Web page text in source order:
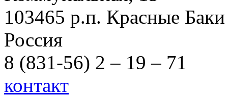
103465 р.п. Красные Баки
Россия
8 (831-56) 2 – 19 – 71
контакт